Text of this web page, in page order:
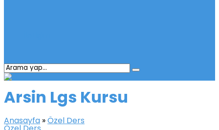
Arsin Lgs Kursu
Anasayfa » Özel Ders